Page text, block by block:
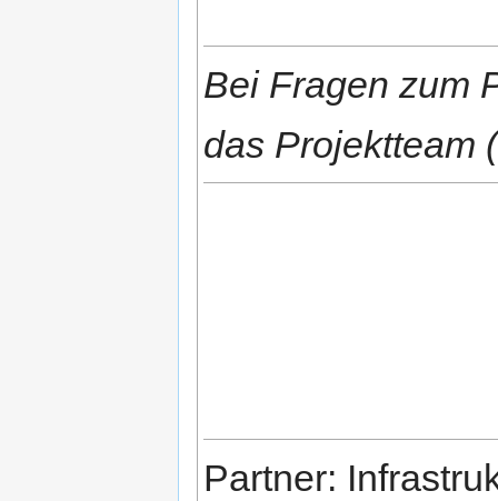
Bei Fragen zum
das Projektteam (
Partner: